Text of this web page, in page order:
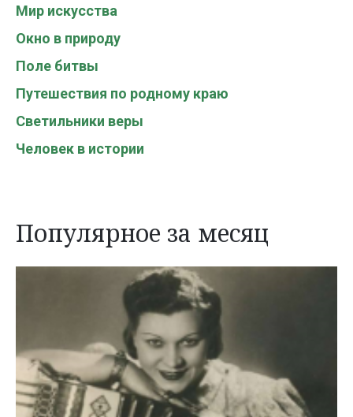
Мир искусства
Окно в природу
Поле битвы
Путешествия по родному краю
Светильники веры
Человек в истории
Популярное за месяц